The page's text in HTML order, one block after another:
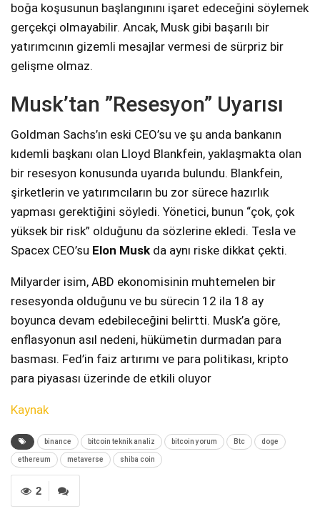
boğa koşusunun başlangınını işaret edeceğini söylemek
gerçekçi olmayabilir. Ancak, Musk gibi başarılı bir
yatırımcının gizemli mesajlar vermesi de sürpriz bir
gelişme olmaz.
Musk’tan ”Resesyon” Uyarısı
Goldman Sachs’ın eski CEO’su ve şu anda bankanın
kıdemli başkanı olan Lloyd Blankfein, yaklaşmakta olan
bir resesyon konusunda uyarıda bulundu. Blankfein,
şirketlerin ve yatırımcıların bu zor sürece hazırlık
yapması gerektiğini söyledi. Yönetici, bunun “çok, çok
yüksek bir risk” olduğunu da sözlerine ekledi. Tesla ve
Spacex CEO’su Elon Musk da aynı riske dikkat çekti.
Milyarder isim, ABD ekonomisinin muhtemelen bir
resesyonda olduğunu ve bu sürecin 12 ila 18 ay
boyunca devam edebileceğini belirtti. Musk’a göre,
enflasyonun asıl nedeni, hükümetin durmadan para
basması. Fed’in faiz artırımı ve para politikası, kripto
para piyasası üzerinde de etkili oluyor
Kaynak
binance bitcoin teknik analiz bitcoin yorum Btc doge
ethereum metaverse shiba coin
2